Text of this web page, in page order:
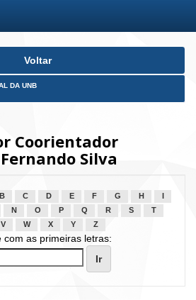
Voltar
DA UNB
Coorientador
Silva
B C D E F G H
N O P Q R S
T
V W X Y Z
com as primeiras letras: